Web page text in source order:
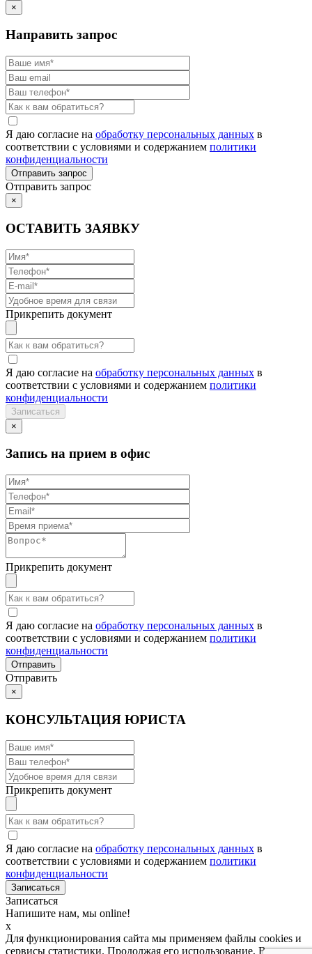
×
Направить запрос
Я даю согласие на обработку персональных данных в
соответствии с условиями и содержанием политики
конфиденциальности
Отправить запрос
×
ОСТАВИТЬ ЗАЯВКУ
Прикрепить документ
Я даю согласие на обработку персональных данных в
соответствии с условиями и содержанием политики
конфиденциальности
×
Запись на прием в офис
Прикрепить документ
Я даю согласие на обработку персональных данных в
соответствии с условиями и содержанием политики
конфиденциальности
Отправить
×
КОНСУЛЬТАЦИЯ ЮРИСТА
Прикрепить документ
Я даю согласие на обработку персональных данных в
соответствии с условиями и содержанием политики
конфиденциальности
Записаться
Напишите нам, мы online!
x
Для функционирования сайта мы применяем файлы cookies и
сервисы статистики. Продолжая его использование, Вы